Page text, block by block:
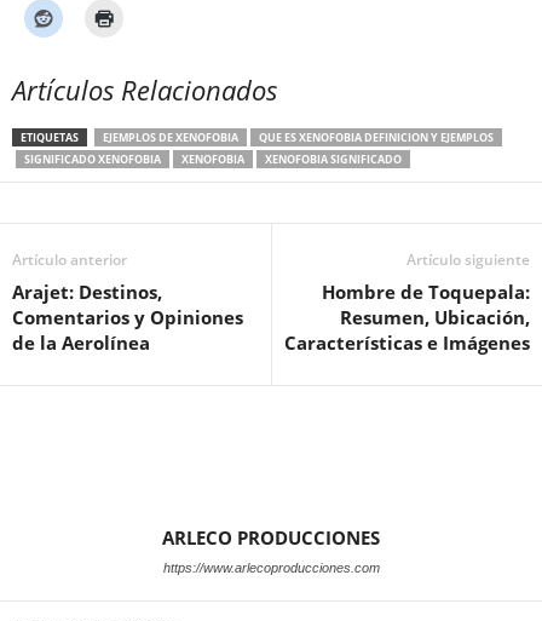
Artículos Relacionados
ETIQUETAS EJEMPLOS DE XENOFOBIA
QUE ES XENOFOBIA DEFINICION Y EJEMPLOS
SIGNIFICADO XENOFOBIA
XENOFOBIA XENOFOBIA SIGNIFICADO
Artículo anterior
Arajet: Destinos,
Comentarios y Opiniones
de la Aerolínea
Artículo siguiente
Hombre de Toquepala:
Resumen, Ubicación,
Características e Imágenes
ARLECO PRODUCCIONES
https://www.arlecoproducciones.com